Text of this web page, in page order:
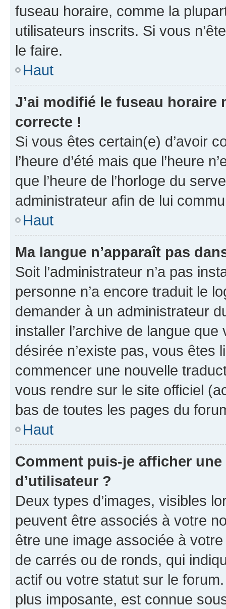
fuseau horaire, comme la
utilisateurs inscrits. Si vous
le faire.
Haut
J’ai modifié le fuseau horaire
correcte !
Si vous êtes certain(e) d’avoir
l’heure d’été mais que l’heure
que l’heure de l’horloge du
administrateur afin de lui
Haut
Ma langue n’apparaît pas
Soit l’administrateur n’a pas
personne n’a encore traduit le
demander à un administrateur
installer l’archive de langue
désirée n’existe pas, vous êtes
commencer une nouvelle
vous rendre sur le site officiel
bas de toutes les pages du
Haut
Comment puis-je afficher
d’utilisateur ?
Deux types d’images, visibles
peuvent être associés à votre
être une image associée à
de carrés ou de ronds, qui
actif ou votre statut sur le
plus imposante, est connue